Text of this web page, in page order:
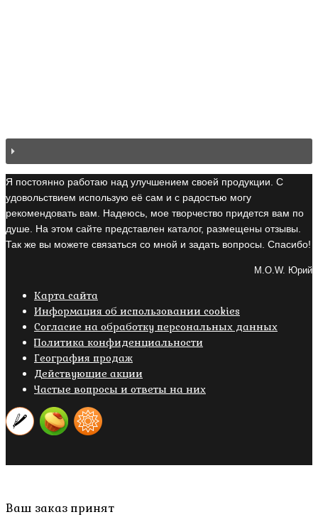
Я постоянно работаю над улучшением своей продукции. С
удовольствием использую её сам и с радостью могу
рекомендовать вам. Надеюсь, мое творчество придется вам по
душе. На этом сайте представлен каталог, размещены отзывы.
Так же вы можете связаться со мной и задать вопросы. Спасибо!
M.O.W. Юрий
Карта сайта
Информация об использовании cookies
Cогласие на обработку персональных данных
Политика конфиденциальности
География продаж
Действующие акции
Частые вопросы и ответы на них
Пролистать
Ваш заказ принят